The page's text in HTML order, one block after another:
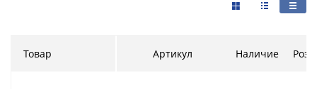
Товар Артикул Наличие